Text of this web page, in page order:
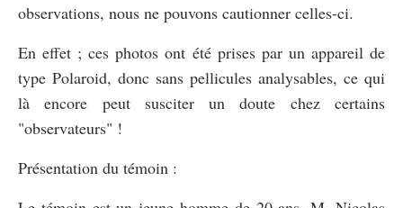
observations, nous ne pouvons cautionner celles-ci.
En effet ; ces photos ont été prises par un appareil de
type Polaroid, donc sans pellicules analysables, ce qui
là encore peut susciter un doute chez certains
"observateurs" !
Présentation du témoin :